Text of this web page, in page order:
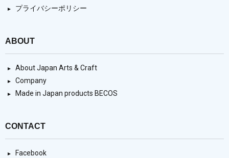
プライバシーポリシー
ABOUT
About Japan Arts & Craft
Company
Made in Japan products BECOS
CONTACT
Facebook